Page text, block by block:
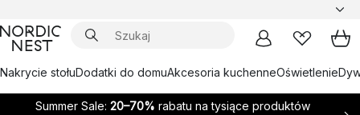
Nakrycie stołuDodatki do domuAkcesoria kuchenneOświetlenie
Summer Sale: 20–70% rabatu na tysiące produktów